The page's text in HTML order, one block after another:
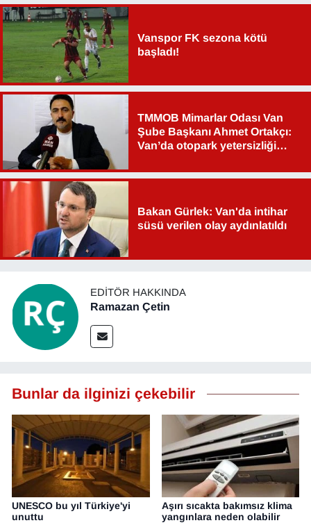
Vanspor FK sezona kötü
başladı!
TMMOB Mimarlar Odası Van
Şube Başkanı Ahmet Ortakçı:
Van’da otopark yetersizliği
Bakan Gürlek: Van'da intihar
süsü verilen olay aydınlatıldı
EDITÖR HAKKINDA
Ramazan Çetin
Bunlar da ilginizi çekebilir
UNESCO bu yıl Türkiye'yi
unuttu
Aşırı sıcakta bakımsız klima
yangınlara neden olabilir